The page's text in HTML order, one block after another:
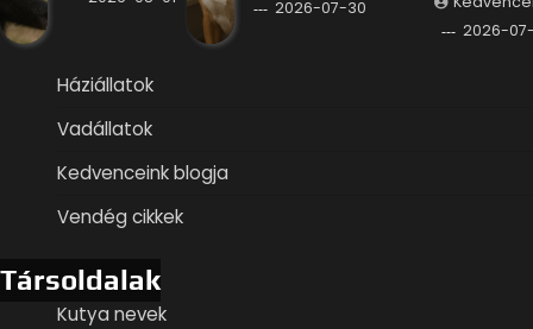
2026-07-30
2026-
Háziállatok
Vadállatok
Kedvenceink blogja
Vendég cikkek
Társoldalak
Kutya nevek